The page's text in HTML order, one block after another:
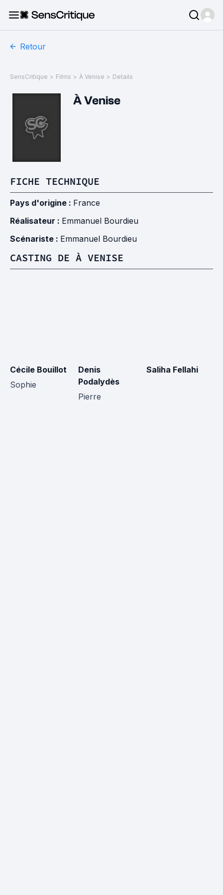
Retour
SensCritique > Films > À Venise > Details
À Venise
FICHE TECHNIQUE
Pays d'origine : France
Réalisateur : Emmanuel Bourdieu
Scénariste : Emmanuel Bourdieu
CASTING DE À VENISE
Cécile Bouillot
Sophie
Denis
Podalydès
Pierre
Saliha Fellahi